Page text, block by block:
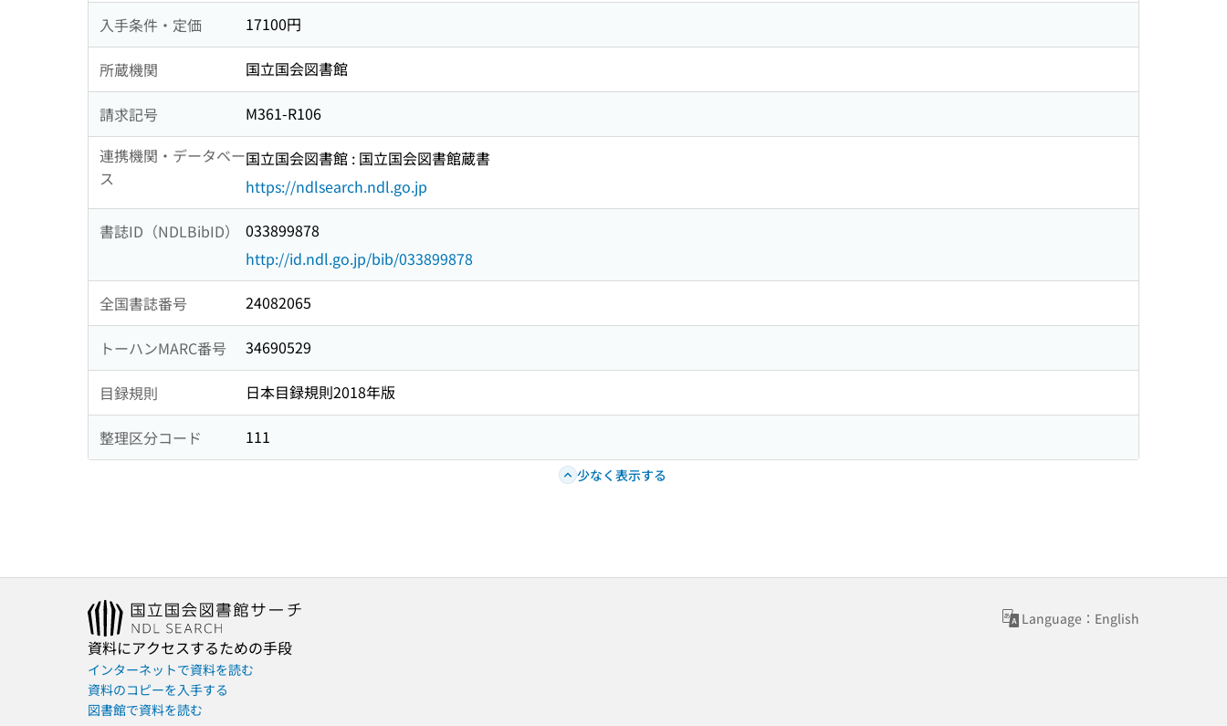
入手条件・定価 17100円
所蔵機関 国立国会図書館
請求記号
M361-R106
連携機関・データベー
ス
国立国会図書館 : 国立国会図書館蔵書
https://ndlsearch.ndl.go.jp
書誌ID（NDLBibID）
033899878
http://id.ndl.go.jp/bib/033899878
全国書誌番号 24082065
トーハンMARC番号 34690529
目録規則 日本目録規則2018年版
整理区分コード 111
少なく表示する
Language：English
資料にアクセスするための手段
インターネットで資料を読む
資料のコピーを入手する
図書館で資料を読む